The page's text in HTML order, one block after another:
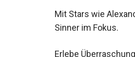
Mit Stars wie
Sinner im Fokus.
Erlebe